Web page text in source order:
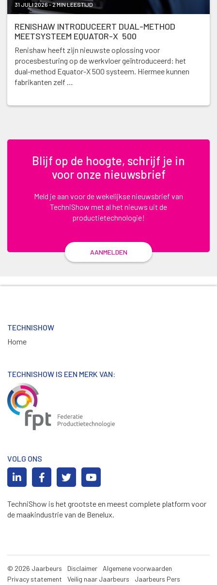
31 JULI 2026 - 2 MIN LEESTIJD
RENISHAW INTRODUCEERT DUAL-METHOD
MEETSYSTEEM EQUATOR-X 500
Renishaw heeft zijn nieuwste oplossing voor
procesbesturing op de werkvloer geïntroduceerd: het
dual-method Equator-X 500 systeem. Hiermee kunnen
fabrikanten zelf …
Blijf op de hoogte, schrijf je in
voor onze nieuwsbrief
Meld je aan voor de wekelijkse nieuwsbrief van
TechniShow met al het nieuws uit de
productietechnologie!
AANMELDEN
TECHNISHOW
Home
TECHNISHOW IS EEN MERK VAN:
VOLG ONS
TechniShow is het grootste en meest complete platform voor
de maakindustrie van de Benelux.
© 2026 Jaarbeurs Disclaimer
Algemene voorwaarden
Privacy statement
Veilig naar Jaarbeurs Jaarbeurs Pers